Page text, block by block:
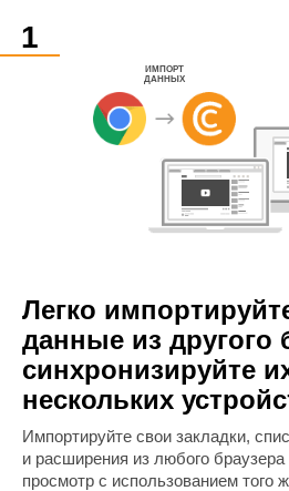
ИМПОРТ
ДАННЫХ
Легко
данные из другого
синхронизируйте
нескольких
Импортируйте свои закладки,
и расширения из любого
просмотр с использованием того